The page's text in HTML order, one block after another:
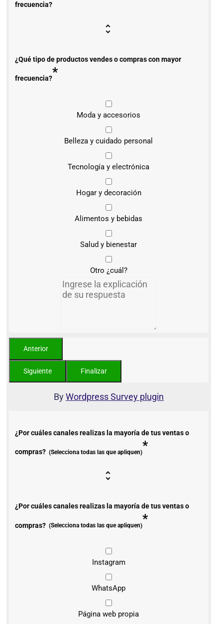
frecuencia?
¿Qué tipo de productos vendes o compras con mayor
frecuencia?*
Moda y accesorios
Belleza y cuidado personal
Tecnología y electrónica
Hogar y decoración
Alimentos y bebidas
Salud y bienestar
Otro ¿cuál?
ByWordpress Survey plugin
¿Por cuáles canales realizas la mayoría de tus ventas o
compras? (Selecciona todas las que apliquen)*
¿Por cuáles canales realizas la mayoría de tus ventas o
compras? (Selecciona todas las que apliquen)*
Instagram
WhatsApp
Página web propia